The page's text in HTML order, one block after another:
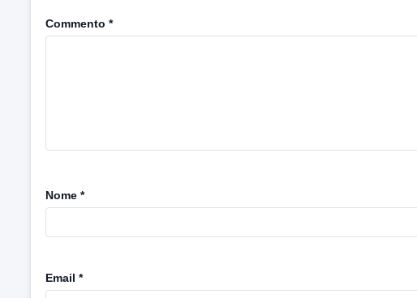
Commento *
Nome *
Email *